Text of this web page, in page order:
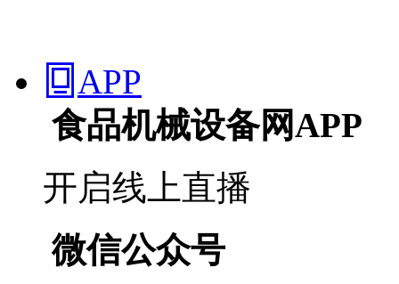
 APP
食品机械设备网APP
开启线上直播
微信公众号